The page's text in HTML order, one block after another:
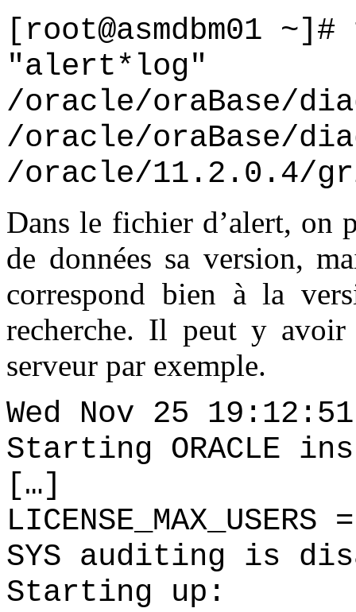
[root@asmdbm01
"alert*log"
/oracle/oraBase/
/oracle/oraBase/
/oracle/11.2.0.4/
Dans le fichier d’alert, on
de données sa version,
correspond bien à la
recherche. Il peut y
serveur par exemple.
Wed Nov 25
Starting ORACLE
[…]
LICENSE_MAX_USERS
SYS auditing is
Starting up: